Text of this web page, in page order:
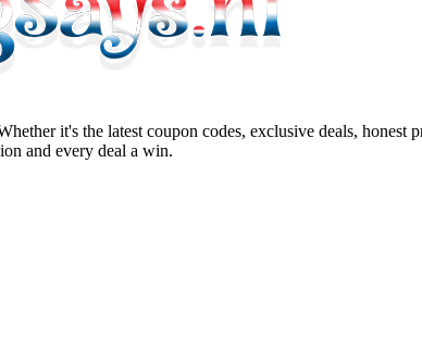
it's the latest coupon codes, exclusive deals,
and every deal a win.